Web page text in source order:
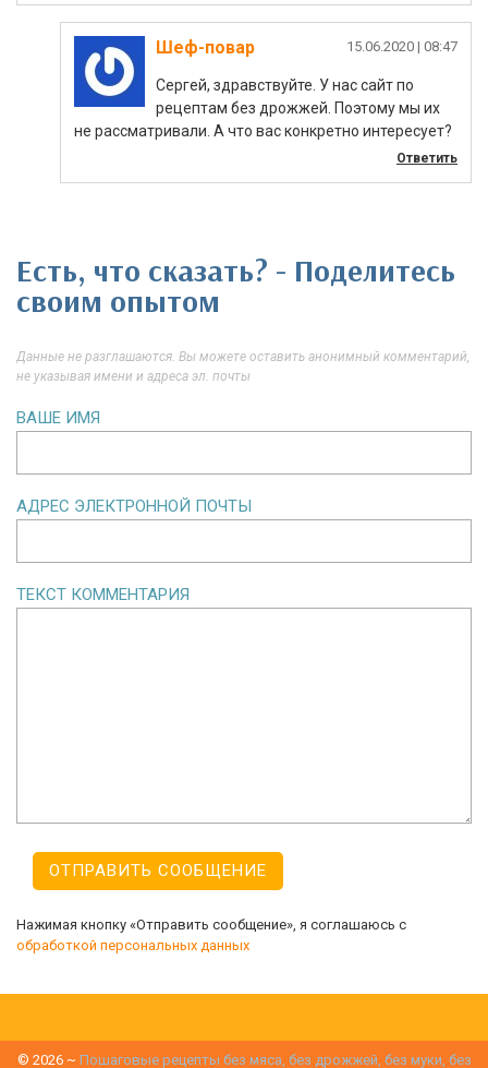
Шеф-повар |
Сергей, здравствуйте. У нас сайт по
рецептам без дрожжей. Поэтому мы их
не рассматривали. А что вас конкретно интересует?
Ответить
Есть, что сказать? - Поделитесь
своим опытом
Данные не разглашаются. Вы можете оставить анонимный комментарий,
не указывая имени и адреса эл. почты
ВАШЕ ИМЯ
АДРЕС ЭЛЕКТРОННОЙ ПОЧТЫ
ТЕКСТ КОММЕНТАРИЯ
Нажимая кнопку «Отправить сообщение», я соглашаюсь с
обработкой персональных данных
© 2026~ Пошаговые рецепты без мяса, без дрожжей, без муки, без